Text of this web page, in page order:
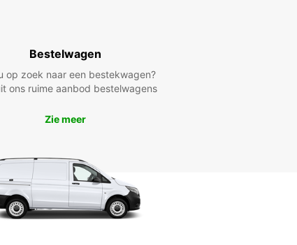
Bestelwagen
op zoek naar een bestekwagen?
ons ruime aanbod bestelwagens
Zie meer